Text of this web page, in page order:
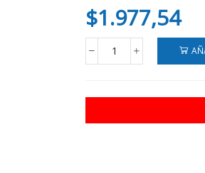
$1.977,54
GOMA
A4
HJS